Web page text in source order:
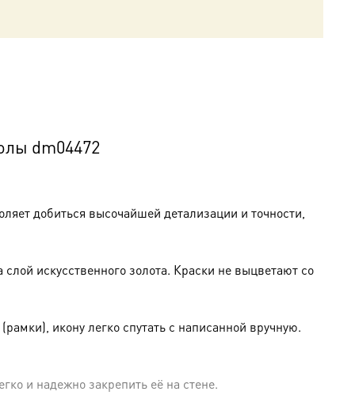
dm04472
добиться высочайшей детализации и точности,
искусственного золота. Краски не выцветают со
икону легко спутать с написанной вручную.
и надежно закрепить её на стене.